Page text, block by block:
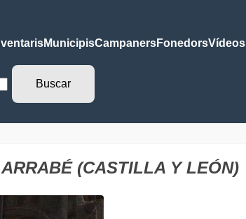
MunicipisCampanersFonedorsVídeos
(CASTILLA Y LEÓN)